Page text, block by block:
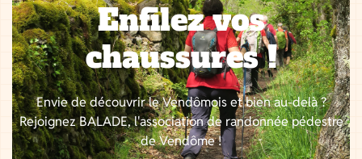
Enfilez vos
chaussures !
Envie de découvrir le Vendômois et bien au-delà ?
Rejoignez BALADE, l'association de randonnée pédestre
de Vendôme !